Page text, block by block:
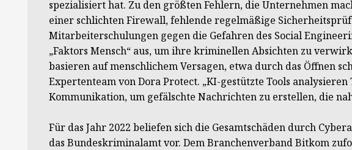
spezialisiert hat. Zu den größten Fehlern, die Unternehmen
einer schlichten Firewall, fehlende regelmäßige
Mitarbeiterschulungen gegen die Gefahren des Social
„Faktors Mensch“ aus, um ihre kriminellen Absichten zu
basieren auf menschlichem Versagen, etwa durch das Öffnen
Expertenteam von Dora Protect. „KI-gestützte Tools
Kommunikation, um gefälschte Nachrichten zu erstellen, die
Für das Jahr 2022 beliefen sich die Gesamtschäden durch
das Bundeskriminalamt vor. Dem Branchenverband Bitkom